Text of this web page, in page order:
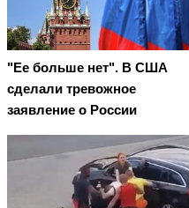
"Ее больше нет". В США
сделали тревожное
заявление о России